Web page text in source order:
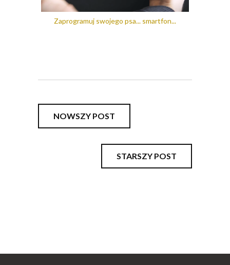
Zaprogramuj swojego psa... smartfon...
NOWSZY POST
STARSZY POST